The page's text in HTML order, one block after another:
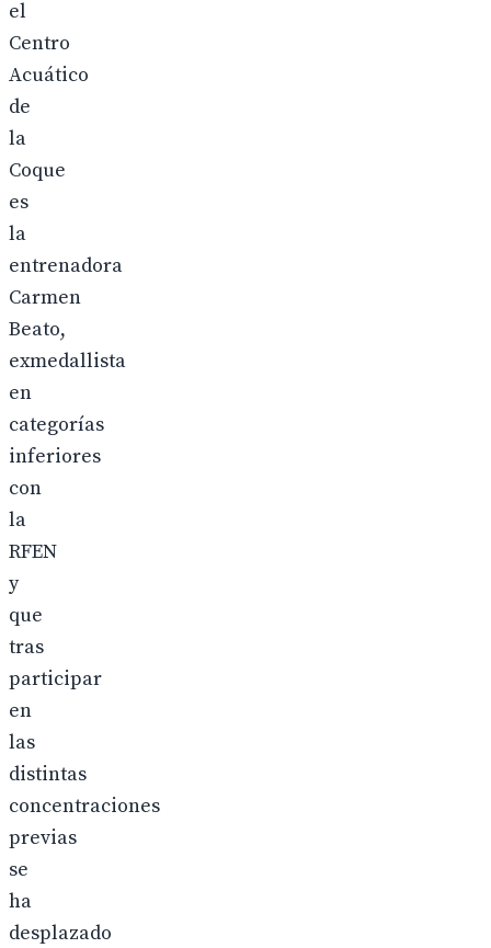
el
Centro
Acuático
de
la
Coque
es
la
entrenadora
Carmen
Beato,
exmedallista
en
categorías
inferiores
con
la
RFEN
y
que
tras
participar
en
las
distintas
concentraciones
previas
se
ha
desplazado